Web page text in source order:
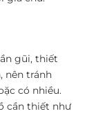
gũi, thiết
nên tránh
có nhiều.
cần thiết như